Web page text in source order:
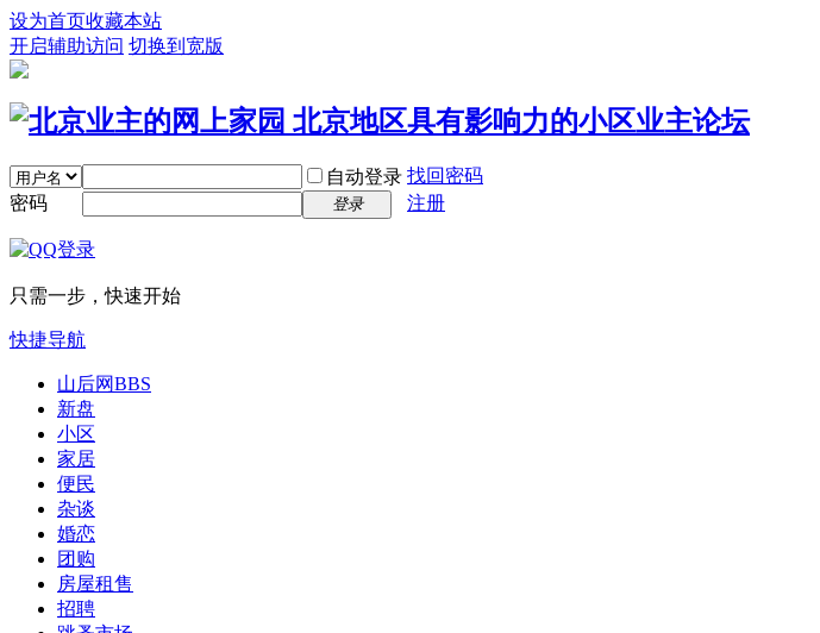
设为首页收藏本站
开启辅助访问 切换到宽版
自动登录 找回密码
密码
登录 注册
只需一步，快速开始
快捷导航
山后网BBS
新盘
小区
家居
便民
杂谈
婚恋
团购
房屋租售
招聘